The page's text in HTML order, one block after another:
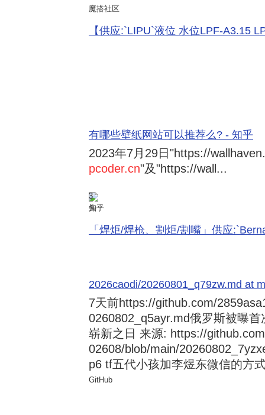
魔搭社区
【供应:`LIPU`液位 水位LPF-A3.15
有哪些壁纸网站可以推荐么? - 知乎
2023年7月29日 "https://
pcoder.cn"及"https://wall...
3
知乎
「焊炬/焊枪、割炬/割嘴」供应
2026caodi/20260801_q79zw.md at
7天前https://github.com/
0260802_q5ayr.md俄罗斯被曝
崭新之日 来源: https://
02608/blob/main/
p6 tf五代小孩加李煜东微信的方
GitHub